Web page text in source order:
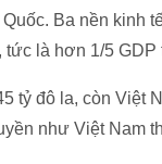
Ba nền kinh
là hơn 1/5 GDP
tỷ đô la, còn Việt
như Việt Nam